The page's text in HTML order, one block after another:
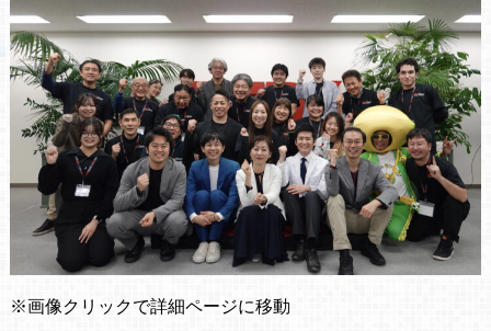
※画像クリックで詳細ページに移動